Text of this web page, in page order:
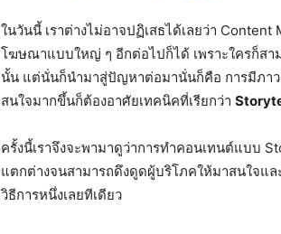
ในวันนี้ เราต่างไม่อาจปฏิเสธได้เลยว่า
โฆษณาแบบใหญ่ ๆ อีกต่อไปก็ได้ เพราะใครก็สา
นั้น แต่นั่นก็นำมาสู่ปัญหาต่อมานั่นก็คือ การมีภา
สนใจมากขึ้นก็ต้องอาศัยเทคนิคที่เรียกว่า
ครั้งนี้เราจึงจะพามาดูว่าการทำคอนเทนต์แบบ
แตกต่างจนสามารถดึงดูดผู้บริโภคให้มาสนใจแ
วิธีการหนึ่งเลยทีเดียว